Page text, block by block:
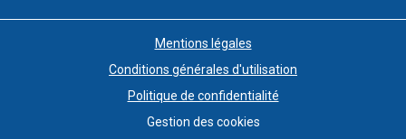
Mentions légales
Conditions générales d'utilisation
Politique de confidentialité
Gestion des cookies